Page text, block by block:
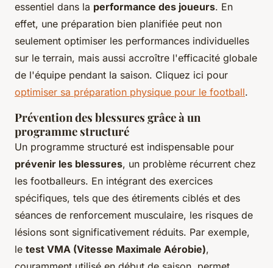
essentiel dans la performance des joueurs. En
effet, une préparation bien planifiée peut non
seulement optimiser les performances individuelles
sur le terrain, mais aussi accroître l'efficacité globale
de l'équipe pendant la saison. Cliquez ici pour
optimiser sa préparation physique pour le football.
Prévention des blessures grâce à un
programme structuré
Un programme structuré est indispensable pour
prévenir les blessures, un problème récurrent chez
les footballeurs. En intégrant des exercices
spécifiques, tels que des étirements ciblés et des
séances de renforcement musculaire, les risques de
lésions sont significativement réduits. Par exemple,
le test VMA (Vitesse Maximale Aérobie),